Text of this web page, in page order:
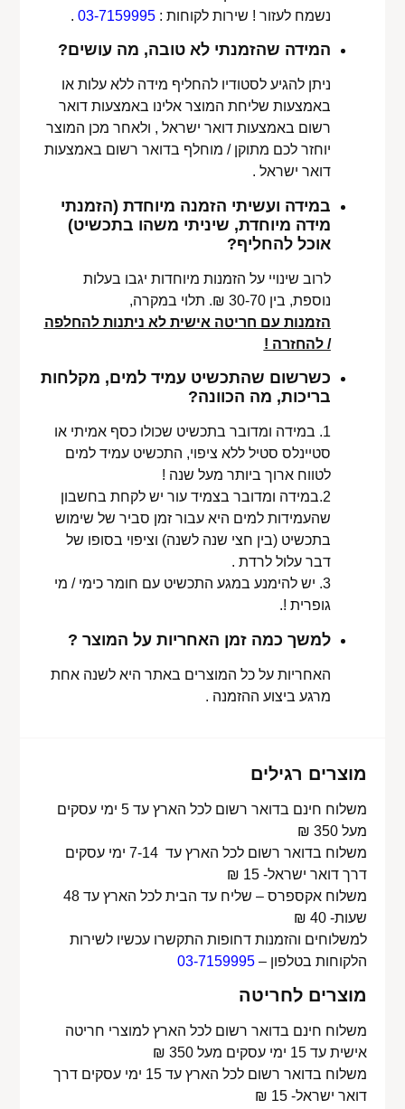
נשמח לעזור ! שירות לקוחות :03-7159995
.
המידה שהזמנתי לא טובה, מה עושים?
ניתן להגיע לסטודיו להחליף מידה ללא עלות או
באמצעות שליחת המוצר אלינו באמצעות דואר
רשום באמצעות דואר ישראל , ולאחר מכן המוצר
יוחזר לכם מתוקן / מוחלף בדואר רשום באמצעות
דואר ישראל .
במידה ועשיתי הזמנה מיוחדת (הזמנתי
מידה מיוחדת, שיניתי משהו בתכשיט)
אוכל להחליף?
לרוב שינויי על הזמנות מיוחדות יגבו בעלות
נוספת, בין 30-70 ₪. תלוי במקרה,
הזמנות עם חריטה אישית לא ניתנות להחלפה
/ להחזרה !
כשרשום שהתכשיט עמיד למים, מקלחות
בריכות, מה הכוונה?
1. במידה ומדובר בתכשיט שכולו כסף אמיתי או
סטיינלס סטיל ללא ציפוי, התכשיט עמיד למים
לטווח ארוך ביותר מעל שנה !
2.במידה ומדובר בצמיד עור יש לקחת בחשבון
שהעמידות למים היא עבור זמן סביר של שימוש
בתכשיט (בין חצי שנה לשנה) וציפוי בסופו של
דבר עלול לרדת .
3. יש להימנע במגע התכשיט עם חומר כימי / מי
גופרית !.
למשך כמה זמן האחריות על המוצר ?
האחריות על כל המוצרים באתר היא לשנה אחת
מרגע ביצוע ההזמנה .
מוצרים רגילים
משלוח חינם בדואר רשום לכל הארץ עד 5 ימי עסקים
מעל 350 ₪
משלוח בדואר רשום לכל הארץ עד 7-14 ימי עסקים
דרך דואר ישראל- 15 ₪
משלוח אקספרס – שליח עד הבית לכל הארץ עד 48
שעות- 40 ₪
למשלוחים והזמנות דחופות התקשרו עכשיו לשירות
הלקוחות בטלפון –03-7159995
מוצרים לחריטה
משלוח חינם בדואר רשום לכל הארץ למוצרי חריטה
אישית עד 15 ימי עסקים מעל 350 ₪
משלוח בדואר רשום לכל הארץ עד 15 ימי עסקים דרך
דואר ישראל- 15 ₪